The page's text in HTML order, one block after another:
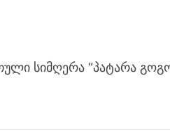
სიმღერა “პატარა